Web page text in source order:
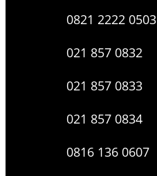
0821 2222 0503
021 857 0832
021 857 0833
021 857 0834
0816 136 0607